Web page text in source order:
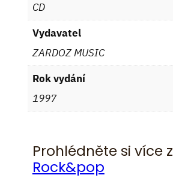
CD
Vydavatel
ZARDOZ MUSIC
Rok vydání
1997
Prohlédněte si více z
Rock&pop